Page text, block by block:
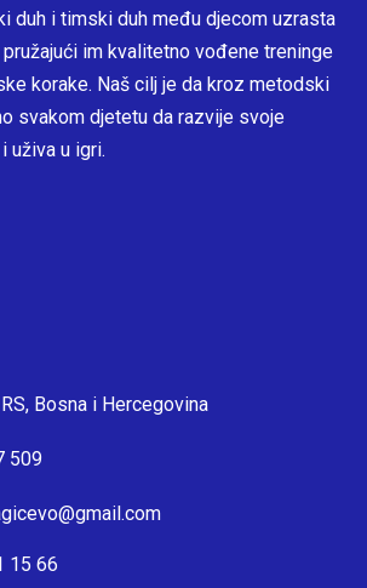
duh i timski duh među djecom uzrasta
im kvalitetno vođene treninge
korake. Naš cilj je da kroz metodski
svakom djetetu da razvije svoje
uživa u igri.
Bosna i Hercegovina
509
15 66